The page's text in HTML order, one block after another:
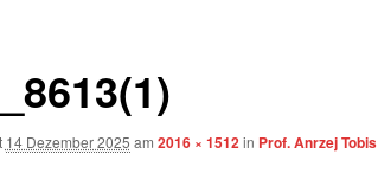
14 Dezember 2025 am 2016 × 1512in Prof. Anrzej Tobis